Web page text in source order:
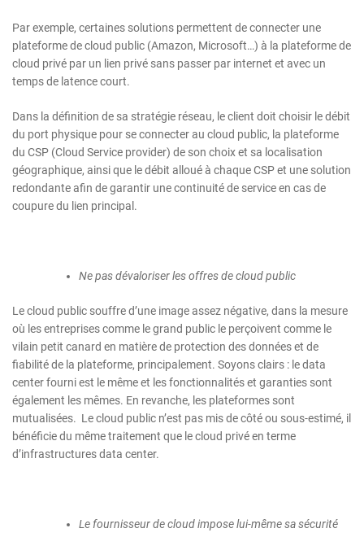
Par exemple, certaines solutions permettent de connecter une
plateforme de cloud public (Amazon, Microsoft…) à la plateforme de
cloud privé par un lien privé sans passer par internet et avec un
temps de latence court.
Dans la définition de sa stratégie réseau, le client doit choisir le débit
du port physique pour se connecter au cloud public, la plateforme
du CSP (Cloud Service provider) de son choix et sa localisation
géographique, ainsi que le débit alloué à chaque CSP et une solution
redondante afin de garantir une continuité de service en cas de
coupure du lien principal.
Ne pas dévaloriser les offres de cloud public
Le cloud public souffre d’une image assez négative, dans la mesure
où les entreprises comme le grand public le perçoivent comme le
vilain petit canard en matière de protection des données et de
fiabilité de la plateforme, principalement. Soyons clairs : le data
center fourni est le même et les fonctionnalités et garanties sont
également les mêmes. En revanche, les plateformes sont
mutualisées. Le cloud public n’est pas mis de côté ou sous-estimé, il
bénéficie du même traitement que le cloud privé en terme
d’infrastructures data center.
Le fournisseur de cloud impose lui-même sa sécurité